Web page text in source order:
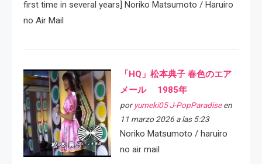
first time in several years] Noriko Matsumoto / Haruiro
no Air Mail
「HQ」松本典子 春色のエア
メール 1985年
por yumeki05 J-PopParadiseen
11 marzo 2026 a las 5:23
Noriko Matsumoto / haruiro
no air mail